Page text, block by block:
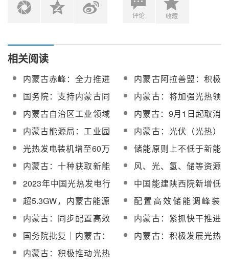
评论 收藏
相关阅读
内蒙古赤峰：全力推进
园区绿色供电、源网荷
储一体化等项目建设
内蒙古阿拉善盟：积极
开发光热电源，大力发
展中低温陶瓷集热等新
型光热发电
国务院：支持内蒙古同
步配置高效储能调峰装
置，积极发展光热发电
内蒙古：将加强光热领
域重大关键技术攻关，
支撑自治区光热发电产
业创新发展
内蒙古自治区工业领域
碳达峰实施方案发布
内蒙古：9月1日起取消
优惠电价政策
内蒙古能源局：工业园
区新能源项目配建储能
比例不低于配置规模的
15%（4小时）
内蒙古：光伏（光热）
电站项目无需办理节能
审查！
光热发电装机增至60万
千瓦左右！《内蒙古自
治区“十四五”电力发展规
划》印发
储能原则上不低于新能
源规模15%，时长不低
于4小时！内蒙古电力源
网荷储一体化发展实施
细则征求意见
内蒙古：十种获取新能
源项目指标途径、要
求！
风、光、氢、储等资源
并举，内蒙古全向发力
构建新型能源体系
2023年中国光热发电行
业发展现状：政策全力
支持，行业进入发展快
车道
中国能建陕西院新增低
温光热发电系统等3项实
用新型专利授权
超5.3GW，内蒙古能源
局公布已废止市场化并
网新能源项目名单
配置高效储能调峰装
置，积极发展光热发电
内蒙古：同步配置高效
储能调峰装置，积极发
展光热发电
内蒙古：紧抓快干推进
大型风电光伏基地建设
国务院批复｜内蒙古：
加快规划建设大型风光
电基地，加强传统能源
内蒙古：积极发展光热
内蒙古：积极推动光热